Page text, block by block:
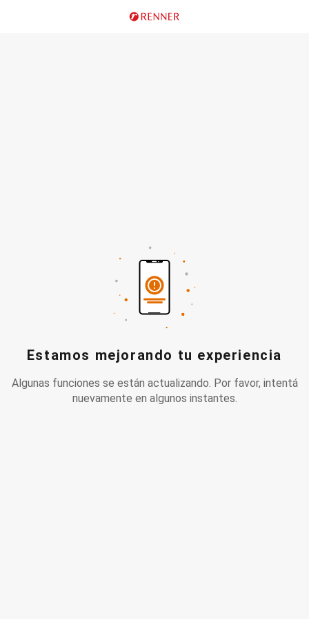
Estamos mejorando tu experiencia
Algunas funciones se están actualizando. Por favor, intentá
nuevamente en algunos instantes.